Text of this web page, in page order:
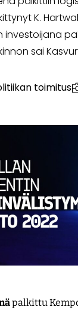
K.
investoijana
sai
toimitus
palkittu